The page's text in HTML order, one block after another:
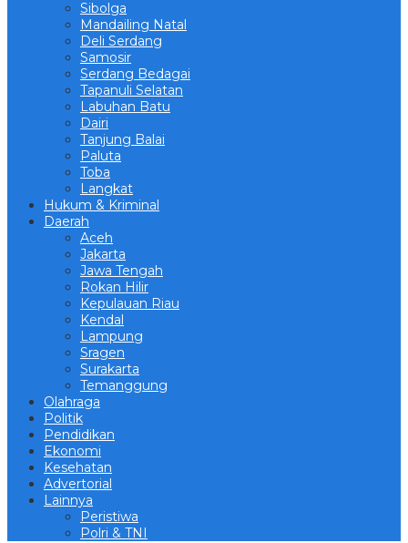
Sibolga
Mandailing Natal
Deli Serdang
Samosir
Serdang Bedagai
Tapanuli Selatan
Labuhan Batu
Dairi
Tanjung Balai
Paluta
Toba
Langkat
Hukum & Kriminal
Daerah
Aceh
Jakarta
Jawa Tengah
Rokan Hilir
Kepulauan Riau
Kendal
Lampung
Sragen
Surakarta
Temanggung
Olahraga
Politik
Pendidikan
Ekonomi
Kesehatan
Advertorial
Lainnya
Peristiwa
Polri & TNI